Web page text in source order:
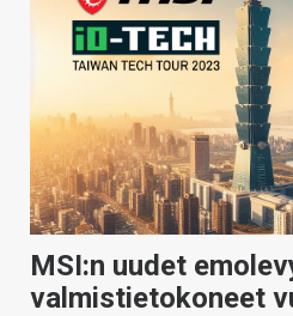
HINTA.FI
KAUPPA
VAIHDA TEEMA
HAKU
MSI:n uudet
valmistietokoneet